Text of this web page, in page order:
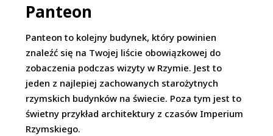
Panteon
Panteon to kolejny budynek, który powinien
znaleźć się na Twojej liście obowiązkowej do
zobaczenia podczas wizyty w Rzymie. Jest to
jeden z najlepiej zachowanych starożytnych
rzymskich budynków na świecie. Poza tym jest to
świetny przykład architektury z czasów Imperium
Rzymskiego.